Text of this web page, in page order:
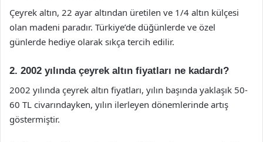
Çeyrek altın, 22 ayar altından üretilen ve 1/4 altın külçesi
olan madeni paradır. Türkiye’de düğünlerde ve özel
günlerde hediye olarak sıkça tercih edilir.
2. 2002 yılında çeyrek altın fiyatları ne kadardı?
2002 yılında çeyrek altın fiyatları, yılın başında yaklaşık 50-
60 TL civarındayken, yılın ilerleyen dönemlerinde artış
göstermiştir.